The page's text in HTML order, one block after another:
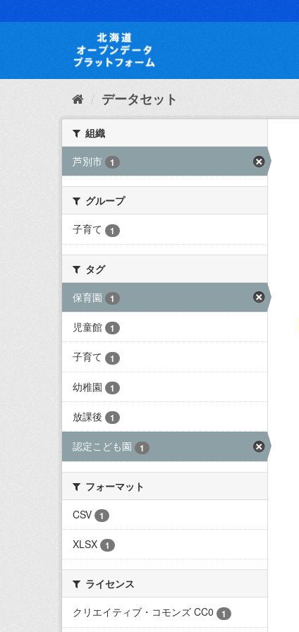
キ
て
データセット
組織
芦別市
1
グループ
子育て
1
タグ
保育園
1
児童館 1
子育て 1
幼稚園 1
放課後 1
認定こども園 1
フォーマット
CSV
1
XLSX 1
ライセンス
クリエイティブ・コモンズ CC0
1